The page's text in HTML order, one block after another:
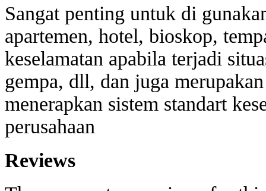
Sangat penting untuk di
apartemen, hotel, bioskop,
keselamatan apabila terjadi
gempa, dll, dan juga
menerapkan sistem standart
perusahaan
Reviews